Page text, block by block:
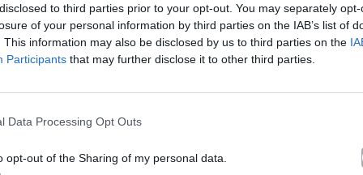
to third parties prior to your opt-out. You may separately
of your personal information by third parties on the IAB’s list of
This information may also be disclosed by us to third parties on the
Participants that may further disclose it to other third parties.
Data Processing Opt Outs
opt-out of the Sharing of my personal data.